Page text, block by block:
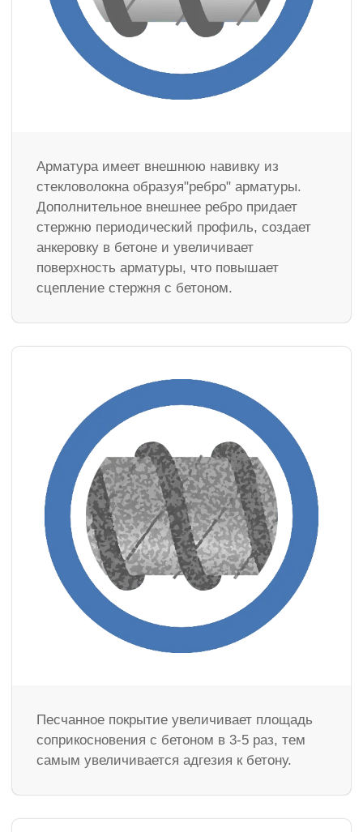
Арматура имеет внешнюю навивку из
стекловолокна образуя"ребро" арматуры.
Дополнительное внешнее ребро придает
стержню периодический профиль, создает
анкеровку в бетоне и увеличивает
поверхность арматуры, что повышает
сцепление стержня с бетоном.
Песчанное покрытие увеличивает площадь
соприкосновения с бетоном в 3-5 раз, тем
самым увеличивается адгезия к бетону.